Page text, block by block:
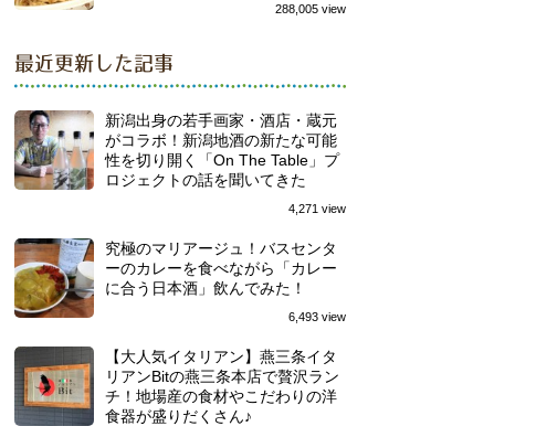
288,005 view
最近更新した記事
新潟出身の若手画家・酒店・蔵元
がコラボ！新潟地酒の新たな可能
性を切り開く「On The Table」プ
ロジェクトの話を聞いてきた
4,271 view
究極のマリアージュ！バスセンタ
ーのカレーを食べながら「カレー
に合う日本酒」飲んでみた！
6,493 view
【大人気イタリアン】燕三条イタ
リアンBitの燕三条本店で贅沢ラン
チ！地場産の食材やこだわりの洋
食器が盛りだくさん♪